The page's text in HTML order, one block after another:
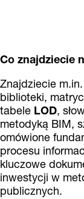
Co znajdziecie
Znajdziecie
biblioteki,
tabele LOD,
metodyką BIM,
omówione
procesu
kluczowe
inwestycji w
publicznych.